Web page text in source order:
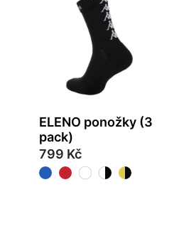
ELENO ponožky (3
pack)
799 Kč